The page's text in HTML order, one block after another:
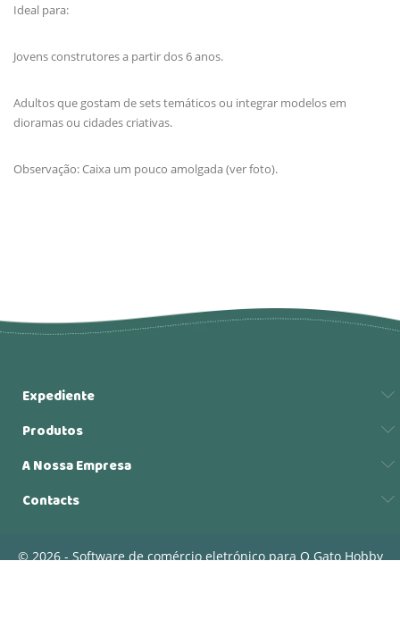
Ideal para:
Jovens construtores a partir dos 6 anos.
Adultos que gostam de sets temáticos ou integrar modelos em
dioramas ou cidades criativas.
Observação: Caixa um pouco amolgada (ver foto).
Expediente
Produtos
A Nossa Empresa
Contacts
© 2026 - Software de comércio eletrónico para O Gato Hobby